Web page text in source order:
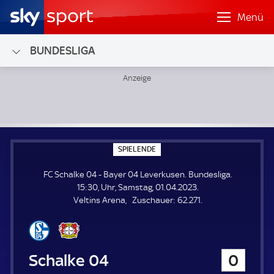
Menü
BUNDESLIGA
SPIELENDE
P
E
L
E
N
FC Schalke 04 - Bayer 04 Leverkusen. Bundesliga.
15:30, Uhr, Samstag, 01.04.2023.
Veltins Arena
Zuschauer: Z
62.271.
FC Schalke 04
0